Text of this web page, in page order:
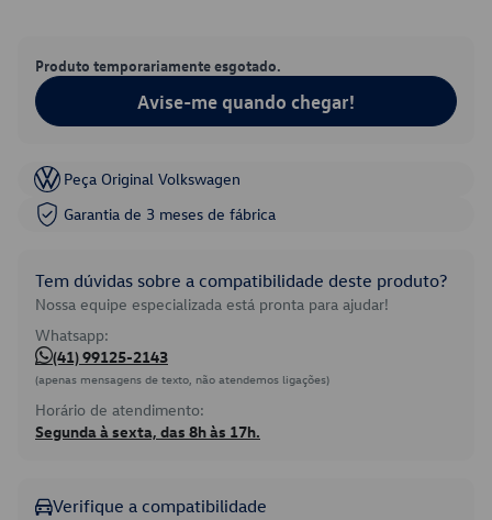
Produto temporariamente esgotado.
Avise-me quando chegar!
Peça Original Volkswagen
Garantia de 3 meses de fábrica
Tem dúvidas sobre a compatibilidade deste produto?
Nossa equipe especializada está pronta para ajudar!
Whatsapp:
(41) 99125-2143
(apenas mensagens de texto, não atendemos ligações)
Horário de atendimento:
Segunda à sexta, das 8h às 17h.
Verifique a compatibilidade